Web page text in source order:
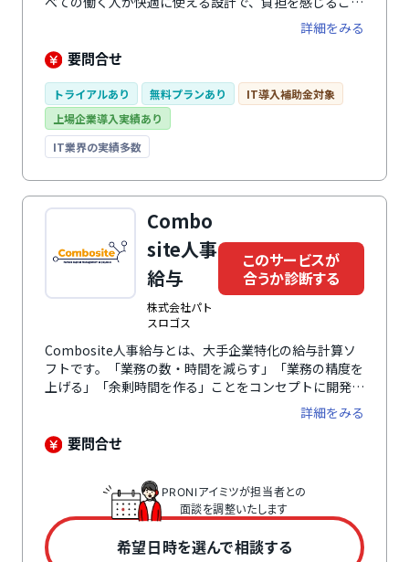
なく、入退社手続きや年末調整、勤怠管理、人事評価業
務など、人事・労務に関わる幅広い業務を効率化しま
す。 さらに、業務の中で自然に蓄まる正確な従業員デ
を向上。 毎日の負担を減らしながら従業員の力を引き
出し、組織の生産性向上と持続的な成果を創出する戦略
人事を実現します。
詳細をみる
要問合せ
トライアルあり 無料プランあり
IT導入補助金対象
上場企業導入実績あり
IT業界の実績多数
Combo
site人事
給与
株式会社パト
スロゴス
このサービスが
合うか診断する
Combosite人事給与とは、大手企業特化の給与計算ソ
フトです。「業務の数・時間を減らす」「業務の精度を
上げる」「余剰時間を作る」ことをコンセプトに開発さ
れています。人事システムのデファクトスタンダードで
ある統合型ERPパッケージ販売会社のメンバーが再結成
し、大手企業の業務要件や例外処理にも対応したシステ
などのHR SaaS製品と組み合わせて使うことを前提に開
発されているため、Combosite人事給与とHRSaaSは
ボタン1つ、データの加工なしで連携が可能です。統合
型のようにデータが繋がるほか、使いやすさに力を入れ
ているHRSaaS製品と組み合わせて使えます。
詳細をみる
要問合せ
PRONIアイミツが担当者との
面談を調整いたします
希望日時を選んで相談する